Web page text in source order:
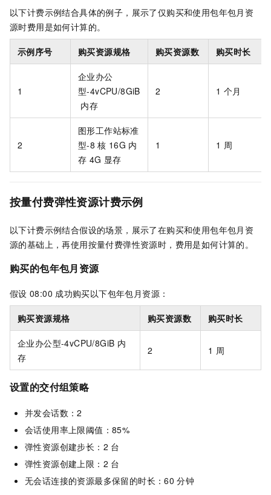
以下计费示例结合具体的例子，展示了仅购买和使用包年包月资
源时费用是如何计算的。
示例序号 购买资源规格 购买资源数 购买时长
1
企业办公
型-4vCPU/8GiB
内存
2 1 个月
2
图形工作站标准
型-8 核 16G 内
存 4G 显存
1 1 周
按量付费弹性资源计费示例
以下计费示例结合假设的场景，展示了在购买和使用包年包月资
源的基础上，再使用按量付费弹性资源时，费用是如何计算的。
购买的包年包月资源
假设 08:00 成功购买以下包年包月资源：
购买资源规格 购买资源数 购买时长
企业办公型-4vCPU/8GiB 内
存
2 1 周
设置的交付组策略
并发会话数：2
会话使用率上限阈值：85%
弹性资源创建步长：2 台
弹性资源创建上限：2 台
无会话连接的资源最多保留的时长：60 分钟